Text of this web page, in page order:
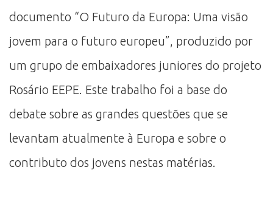
documento “O Futuro da Europa: Uma visão
jovem para o futuro europeu”, produzido por
um grupo de embaixadores juniores do projeto
Rosário EEPE. Este trabalho foi a base do
debate sobre as grandes questões que se
levantam atualmente à Europa e sobre o
contributo dos jovens nestas matérias.